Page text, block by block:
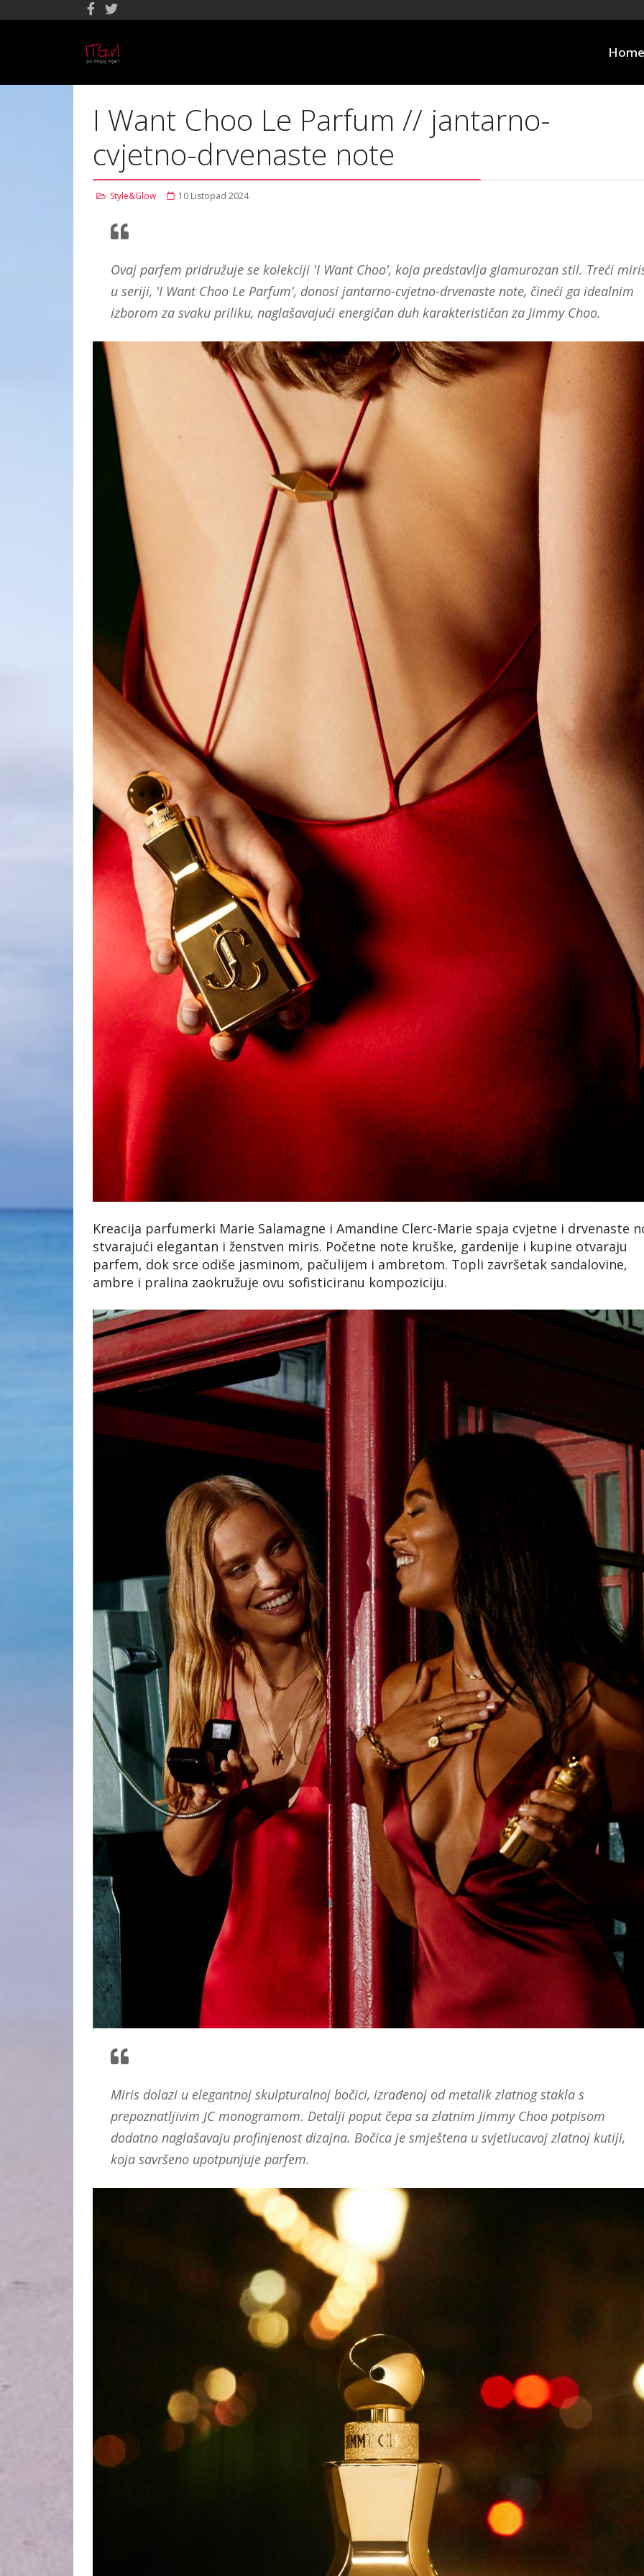
Home
I Want Choo Le Parfum // jantarno-
cvjetno-drvenaste note
Style&Glow 10 Listopad 2024
Ovaj parfem pridružuje se kolekciji 'I Want Choo', koja predstavlja glamurozan stil. Treći
u seriji, 'I Want Choo Le Parfum', donosi jantarno-cvjetno-drvenaste note, čineći ga idealnim
izborom za svaku priliku, naglašavajući energičan duh karakterističan za Jimmy Choo.
Kreacija parfumerki Marie Salamagne i Amandine Clerc-Marie spaja cvjetne i drvenaste
stvarajući elegantan i ženstven miris. Početne note kruške, gardenije i kupine otvaraju
parfem, dok srce odiše jasminom, pačulijem i ambretom. Topli završetak sandalovine,
ambre i pralina zaokružuje ovu sofisticiranu kompoziciju.
Miris dolazi u elegantnoj skulpturalnoj bočici, izrađenoj od metalik zlatnog stakla s
prepoznatljivim JC monogramom. Detalji poput čepa sa zlatnim Jimmy Choo potpisom
dodatno naglašavaju profinjenost dizajna. Bočica je smještena u svjetlucavoj zlatnoj kutiji,
koja savršeno upotpunjuje parfem.